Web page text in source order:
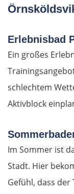
Erlebnisbad
Ein großes
schlechtem
Aktivblock
Im Sommer ist
Stadt. Hier
Gefühl, dass der
Setúbal
Lissabon
Peniche